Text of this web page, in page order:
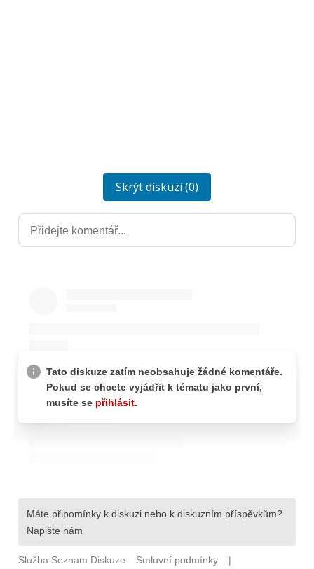
Skrýt diskuzi (0)